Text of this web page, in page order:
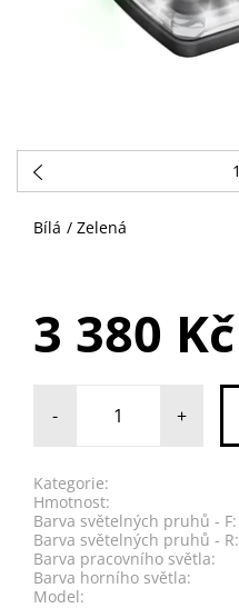
1
Bílá / Zelená
3 380 Kč
- +
Kategorie:
Hmotnost:
Barva světelných pruhů - F:
Barva světelných pruhů - R:
Barva pracovního světla:
Barva horního světla:
Model: